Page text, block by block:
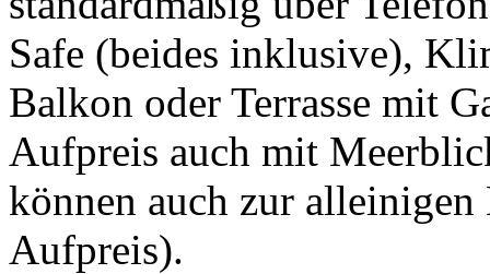
Safe (beides inklusive),
Balkon oder Terrasse mit
Aufpreis auch mit
können auch zur
Aufpreis).